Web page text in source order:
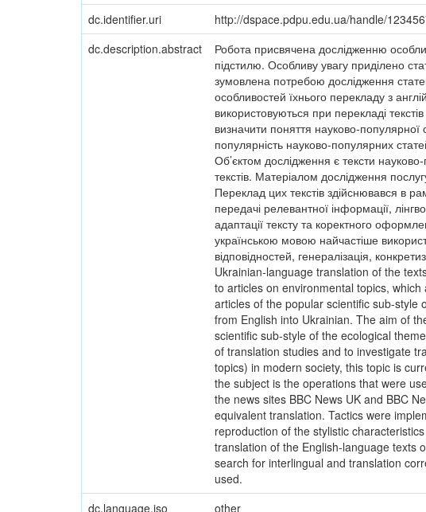
dc.identifier.uri http://dspace.pdpu.edu.ua/handle/
dc.description.abstract
Робота присвячена дослідженню
підстилю. Особливу увагу приділено
зумовлена потребою дослідження
особливостей їхнього перекладу з
використовуються при перекладі
визначити поняття науково-популярної
популярність науково-популярних
Об’єктом дослідження є тексти
текстів. Матеріалом дослідження
Переклад цих текстів здійснювався в
передачі релевантної інформації,
адаптації тексту та коректного
українською мовою найчастіше
відповідностей, генералізація,
Ukrainian-language translation of the
to articles on environmental topics,
articles of the popular scientific sub-style
from English into Ukrainian. The aim of
scientific sub-style of the ecological
of translation studies and to investigate
topics) in modern society, this topic is
the subject is the operations that were
the news sites BBC News UK and BBC
equivalent translation. Tactics were
reproduction of the stylistic
translation of the English-language texts
search for interlingual and translation
used.
dc.language.iso other